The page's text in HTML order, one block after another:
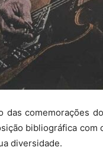
das comemorações
bibliográfica
diversidade.